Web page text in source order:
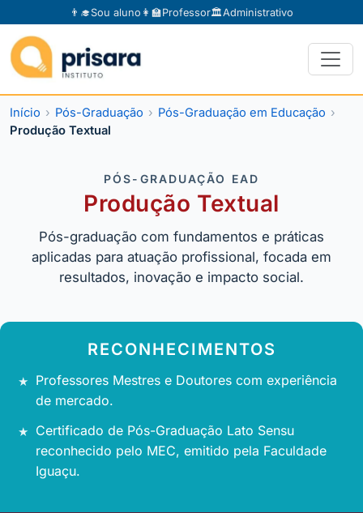
👨‍🎓Sou aluno 👩‍🏫Professor🏛️Administrativo
Início Pós-Graduação
Pós-Graduação em Educação
Produção Textual
PÓS-GRADUAÇÃO EAD
Produção Textual
Pós-graduação com fundamentos e práticas
aplicadas para atuação profissional, focada em
resultados, inovação e impacto social.
RECONHECIMENTOS
Professores Mestres e Doutores com experiência
de mercado.
Certificado de Pós-Graduação Lato Sensu
reconhecido pelo MEC, emitido pela Faculdade
Iguaçu.